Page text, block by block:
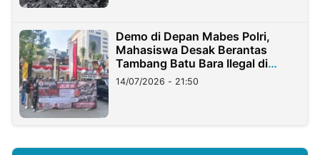
Demo di Depan Mabes Polri,
Mahasiswa Desak Berantas
Tambang Batu Bara Ilegal di
Lampung
14/07/2026 - 21:50